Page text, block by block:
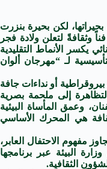
لكن بحيرة بنزرت
وثقافةً لتعلن ولادة فجر
يكسر الأنماط التقليدية
لـ “مهرجان ألوان
أو نداءات جافة
إلى ملحمة بصرية
وعمق المأساة البيئية
هي المحرك الأساسي
مفهوم الاحتفال العابر،
البيئة عبر برنامجها